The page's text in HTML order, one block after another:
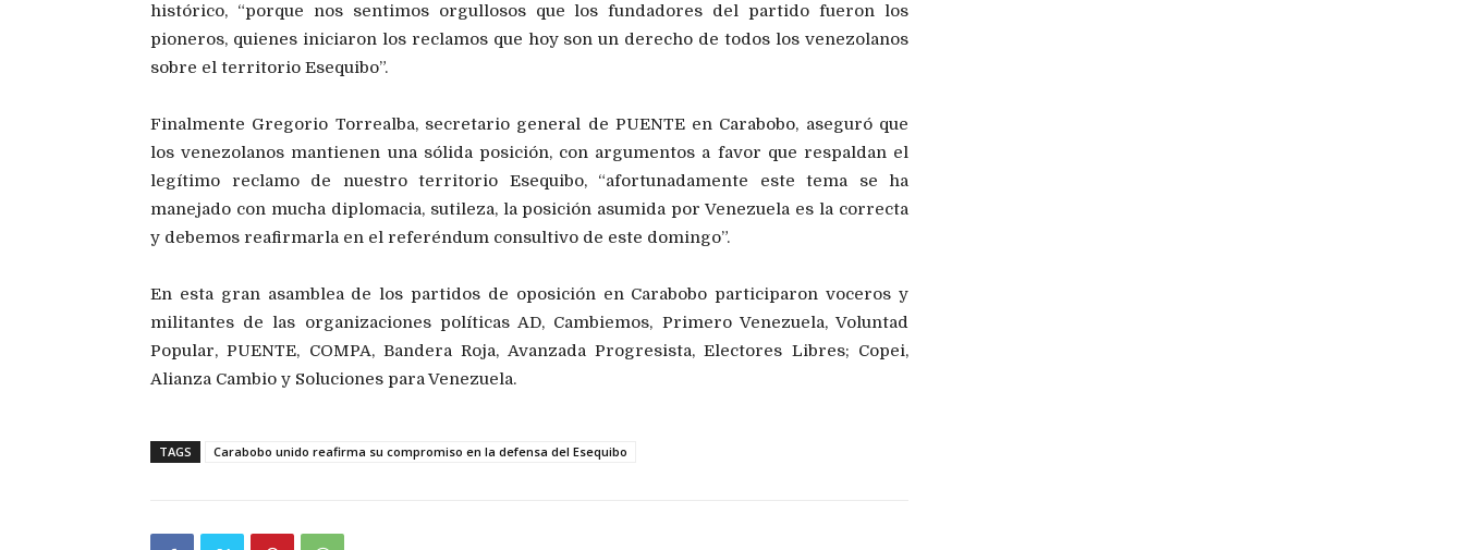
histórico, “porque nos sentimos orgullosos que los fundadores del partido fueron los
pioneros, quienes iniciaron los reclamos que hoy son un derecho de todos los venezolanos
sobre el territorio Esequibo”.
Finalmente Gregorio Torrealba, secretario general de PUENTE en Carabobo, aseguró que
los venezolanos mantienen una sólida posición, con argumentos a favor que respaldan el
legítimo reclamo de nuestro territorio Esequibo, “afortunadamente este tema se ha
manejado con mucha diplomacia, sutileza, la posición asumida por Venezuela es la correcta
y debemos reafirmarla en el referéndum consultivo de este domingo”.
En esta gran asamblea de los partidos de oposición en Carabobo participaron voceros y
militantes de las organizaciones políticas AD, Cambiemos, Primero Venezuela, Voluntad
Popular, PUENTE, COMPA, Bandera Roja, Avanzada Progresista, Electores Libres; Copei,
Alianza Cambio y Soluciones para Venezuela.
TAGS Carabobo unido reafirma su compromiso en la defensa del Esequibo